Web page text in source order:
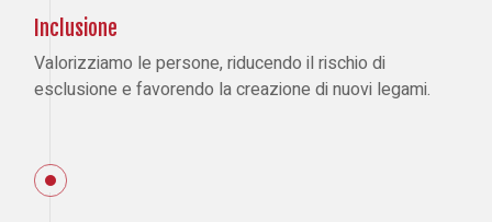
Inclusione
Valorizziamo le persone, riducendo il rischio di
esclusione e favorendo la creazione di nuovi legami.